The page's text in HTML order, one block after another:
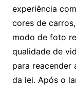
experiência
cores de
modo de foto
qualidade de
para reacender
da lei. Após o